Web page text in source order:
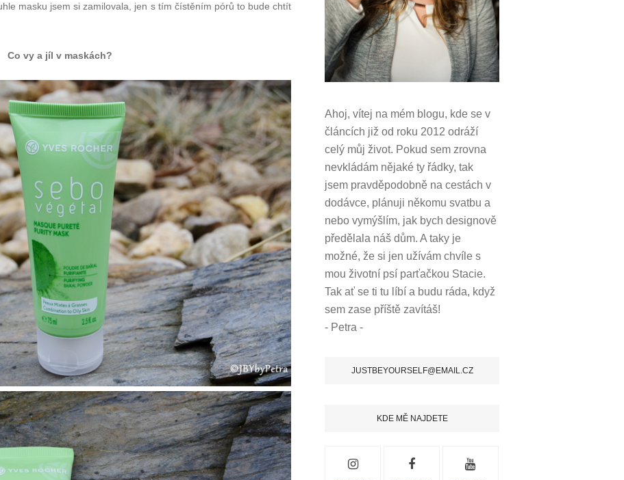
masku jsem si zamilovala, jen s tím čístěním pórů to bude chtít
Co vy a jíl v maskách?
Ahoj, vítej na mém blogu, kde se v
článcích již od roku 2012 odráží
celý můj život. Pokud sem zrovna
nevkládám nějaké ty řádky, tak
jsem pravděpodobně na cestách v
dodávce, plánuji někomu svatbu a
nebo vymýšlím, jak bych designově
předělala náš dům.A taky je
možné, že si jen užívám chvíle s
mou životní psí parťačkou Stacie.
Tak ať se ti tu líbí a budu ráda, když
sem zase příště zavítáš!
- Petra -
JUSTBEYOURSELF@EMAIL.CZ
KDE MĚ NAJDETE